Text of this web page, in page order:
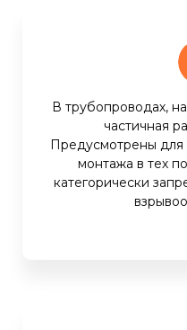
В трубопроводах,
частичная
Предусмотрены для
монтажа в тех
категорически